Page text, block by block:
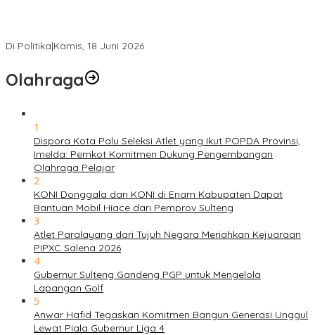
Di Politika|Kamis, 18 Juni 2026
Olahraga
1
Dispora Kota Palu Seleksi Atlet yang Ikut POPDA Provinsi,
Imelda: Pemkot Komitmen Dukung Pengembangan
Olahraga Pelajar
2
KONI Donggala dan KONI di Enam Kabupaten Dapat
Bantuan Mobil Hiace dari Pemprov Sulteng
3
Atlet Paralayang dari Tujuh Negara Meriahkan Kejuaraan
PIPXC Salena 2026
4
Gubernur Sulteng Gandeng PGP untuk Mengelola
Lapangan Golf
5
Anwar Hafid Tegaskan Komitmen Bangun Generasi Unggul
Lewat Piala Gubernur Liga 4